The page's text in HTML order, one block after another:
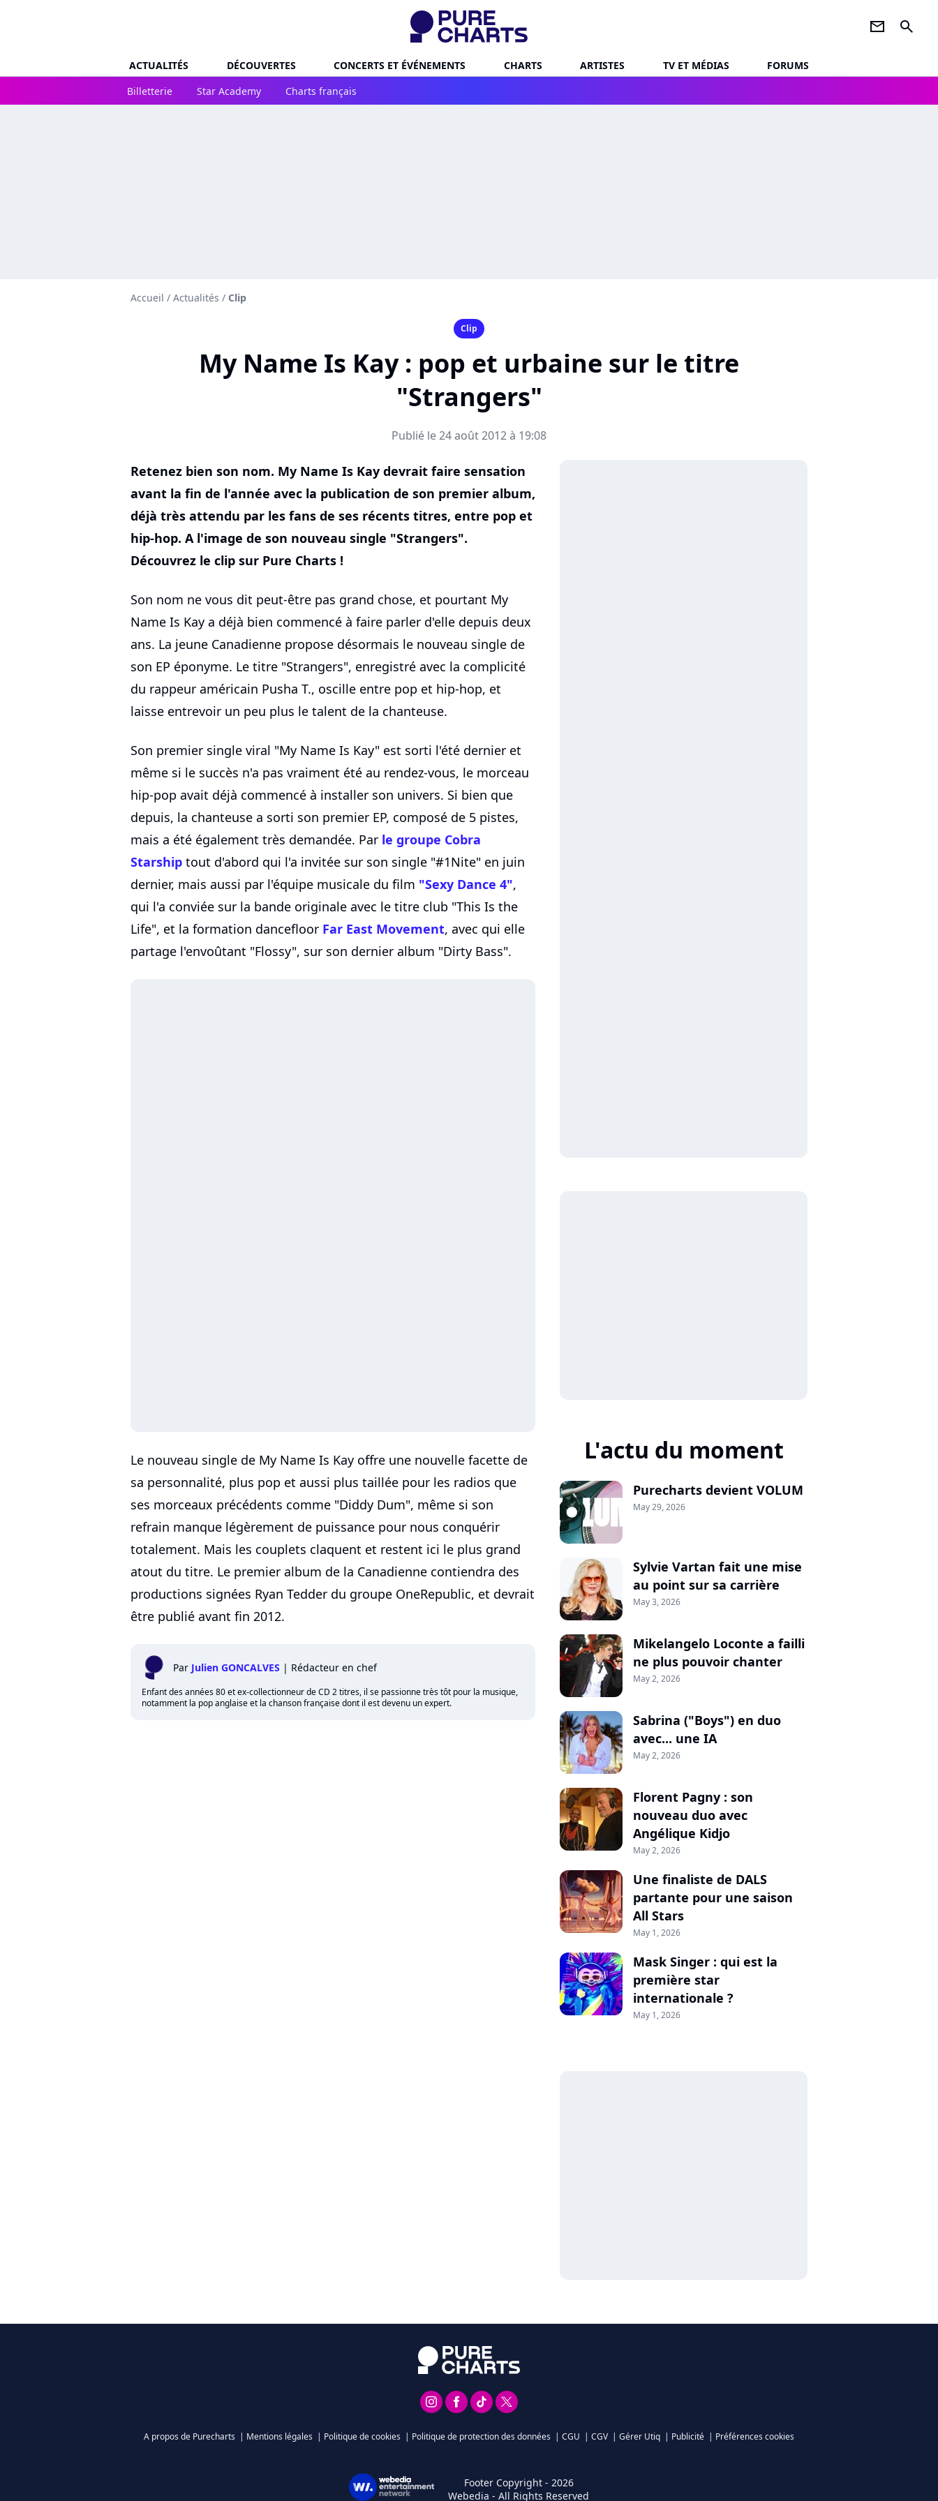
newsletter search
ACTUALITÉS DÉCOUVERTES CONCERTS ET ÉVÉNEMENTS CHARTS ARTISTES TV ET MÉDIAS
FORUMS
Billetterie
Star Academy Charts français
Accueil / Actualités / Clip
Clip
My Name Is Kay : pop et urbaine sur le titre
"Strangers"
Publié le 24 août 2012 à 19:08
Retenez bien son nom. My Name Is Kay devrait faire sensation
avant la fin de l'année avec la publication de son premier album,
déjà très attendu par les fans de ses récents titres, entre pop et
hip-hop. A l'image de son nouveau single "Strangers".
Découvrez le clip sur Pure Charts !
Son nom ne vous dit peut-être pas grand chose, et pourtant My
Name Is Kay a déjà bien commencé à faire parler d'elle depuis deux
ans. La jeune Canadienne propose désormais le nouveau single de
son EP éponyme. Le titre "Strangers", enregistré avec la complicité
du rappeur américain Pusha T., oscille entre pop et hip-hop, et
laisse entrevoir un peu plus le talent de la chanteuse.
Son premier single viral "My Name Is Kay" est sorti l'été dernier et
même si le succès n'a pas vraiment été au rendez-vous, le morceau
hip-pop avait déjà commencé à installer son univers. Si bien que
depuis, la chanteuse a sorti son premier EP, composé de 5 pistes,
mais a été également très demandée. Par le groupe Cobra
Starship tout d'abord qui l'a invitée sur son single "#1Nite" en juin
dernier, mais aussi par l'équipe musicale du film "Sexy Dance 4",
qui l'a conviée sur la bande originale avec le titre club "This Is the
Life", et la formation dancefloor Far East Movement, avec qui elle
partage l'envoûtant "Flossy", sur son dernier album "Dirty Bass".
Le nouveau single de My Name Is Kay offre une nouvelle facette de
sa personnalité, plus pop et aussi plus taillée pour les radios que
ses morceaux précédents comme "Diddy Dum", même si son
refrain manque légèrement de puissance pour nous conquérir
totalement. Mais les couplets claquent et restent ici le plus grand
atout du titre. Le premier album de la Canadienne contiendra des
productions signées Ryan Tedder du groupe OneRepublic, et devrait
être publié avant fin 2012.
Par Julien GONCALVES | Rédacteur en chef
Enfant des années 80 et ex-collectionneur de CD 2 titres, il se passionne très tôt pour la musique,
notamment la pop anglaise et la chanson française dont il est devenu un expert.
L'actu du moment
Purecharts devient VOLUM
May 29, 2026
Sylvie Vartan fait une mise
au point sur sa carrière
May 3, 2026
Mikelangelo Loconte a failli
ne plus pouvoir chanter
May 2, 2026
Sabrina ("Boys") en duo
avec... une IA
May 2, 2026
Florent Pagny : son
nouveau duo avec
Angélique Kidjo
May 2, 2026
Une finaliste de DALS
partante pour une saison
All Stars
May 1, 2026
Mask Singer : qui est la
première star
internationale ?
May 1, 2026
A propos de Purecharts | Mentions légales | Politique de cookies | Politique de protection des données | CGU | CGV | Gérer Utiq | Publicité | Préférences cookies
Footer Copyright - 2026
Webedia - All Rights Reserved